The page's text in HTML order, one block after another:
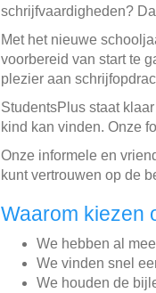
schrijfvaardigheden?
Met het nieuwe
voorbereid van start te
plezier aan
StudentsPlus staat
kind kan vinden. Onze
Onze informele en
kunt vertrouwen op de
Waarom kiezen
We hebben al
We vinden snel
We houden de